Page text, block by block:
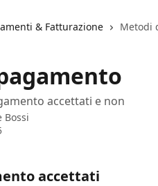
& Fatturazione Metodi
accettati e non
Bossi
accettati